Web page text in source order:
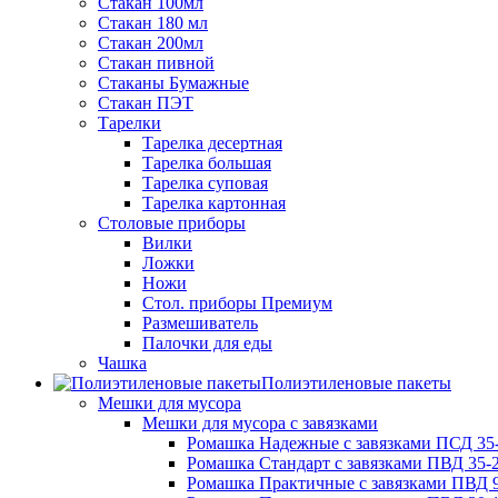
Стакан 180 мл
Стакан 200мл
Стакан пивной
Стаканы Бумажные
Стакан ПЭТ
Тарелки
Тарелка десертная
Тарелка большая
Тарелка суповая
Тарелка картонная
Столовые приборы
Вилки
Ложки
Ножи
Стол. приборы Премиум
Размешиватель
Палочки для еды
Чашка
Полиэтиленовые пакеты
Мешки для мусора
Мешки для мусора с завязками
Ромашка Надежные с завязками ПСД
Ромашка Стандарт с завязками ПВД 35-
Ромашка Практичные с завязками ПВД